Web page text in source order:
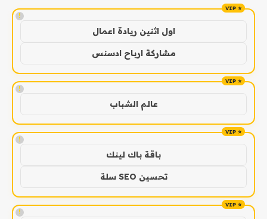
!
اول اثنين ريادة اعمال
مشاركة ارباح ادسنس
!
عالم الشباب
!
باقة باك لينك
تحسين SEO سلة
!